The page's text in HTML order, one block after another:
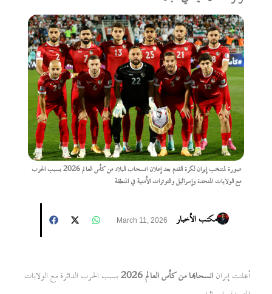
صورة لمنتخب إيران لكرة القدم بعد إعلان انسحاب البلاد من كأس العالم 2026 بسبب الحرب
مع الولايات المتحدة وإسرائيل والتوترات الأمنية في المنطقة
مكتب الأخبار March 11, 2026
أعلنت إيرانانسحابها من كأس العالم 2026
بسبب الحرب الدائرة مع الولايات